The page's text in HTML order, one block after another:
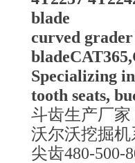
blade
curved
Specializing
tooth seats,
斗齿生产厂家
沃尔沃挖掘机
尖齿480-500-